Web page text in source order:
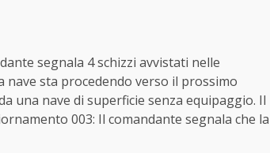
segnala 4 schizzi avvistati nelle
nave sta procedendo verso il prossimo
una nave di superficie senza equipaggio. Il
003: Il comandante segnala che la